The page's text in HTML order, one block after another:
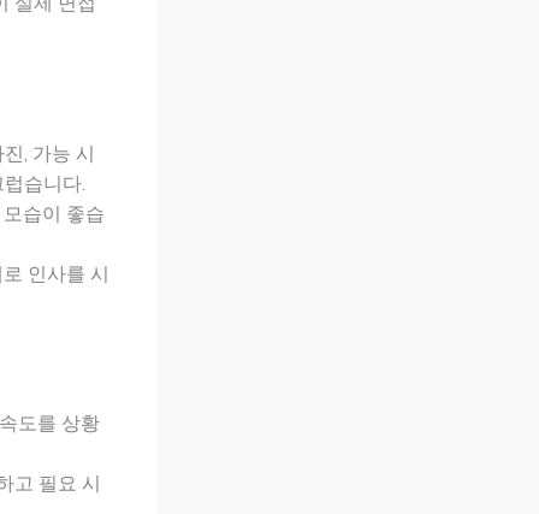
, 가능 시
습니다.
습이 좋습
인사를 시
도를 상황
고 필요 시